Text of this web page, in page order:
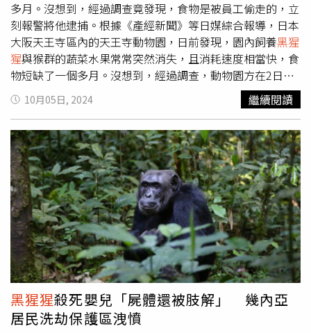
和體內，統稱為人體微生物組，隨著過去20年基因定序的進
步，科學家們能夠更了解這些微生物的作用，它們如何與人
類細胞，尤其是腸道細胞相互作用。美國聖路易華盛頓大學
教授、生物學家高登（Jeffrey Gordon）是該領域的先驅，
呼聲相當高。第五，致癌基因檢測。擁有研究人類和黑猩猩
之間遺傳差異的背景，現任華盛頓大學醫學院教授金恩
（Mary-Claire King）採取了一種全新的方法，早在科學家
繪製出人類基因組圖譜之前，其就花了17年的時間來檢測和
確定BRCA1基因突變在乳癌和卵巢癌中的作用，這項發現使
得基因檢測能夠識別出乳癌風險增加的女性，以及採取哪些
措施來降低風險，例如額外的篩檢和預防性手術。
多月。沒想到，經過調查竟發現，食物是被員工偷走的，立
刻報警將他逮捕。根據《產經新聞》等日媒綜合報導，日本
大阪天王寺區內的天王寺動物園，日前發現，園內飼養黑猩
猩與猴群的蔬菜水果常常突然消失，且消耗速度相當快，食
物短缺了一個多月。沒想到，經過調查，動物園方在2日竟
發現，這些食物竟是被動物園內的一名47歲男員工偷走，園
方立刻向大阪府警察天王寺派出所報案。園方透露，這名員
工屬於飼養和展覽部門，負責照顧和管理動物。事後，警方
以涉嫌盜竊的罪名主動約談嫌疑人。對此，動物園方表示
「由於事件仍處於警方調查階段，我們無法評論動機。」並
指出「我們對失去公眾的信任深表歉意，我們將核實事實，
採取嚴格行動，努力防止這類事件再次發生。」
10月05日, 2024 繼續閱讀
黑猩猩殺死嬰兒「屍體還被肢解」 幾內亞
居民洗劫保護區洩憤